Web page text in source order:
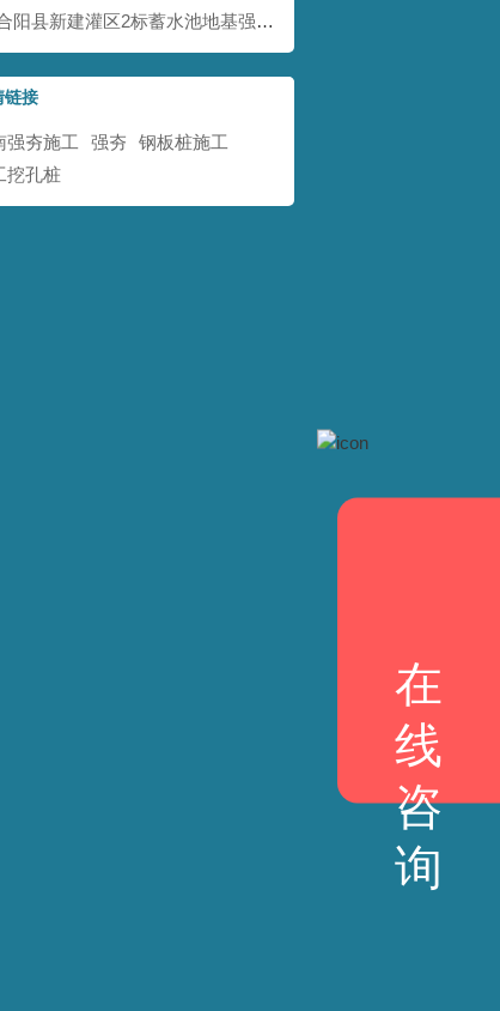
合阳县新建灌区2标蓄水池地基强夯项目
链接
强夯施工 强夯
钢板桩施工
挖孔桩
在
线
咨
询